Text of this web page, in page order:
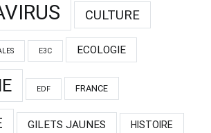
CULTURE
E3C ECOLOGIE
EDF FRANCE
GILETS JAUNES HISTOIRE